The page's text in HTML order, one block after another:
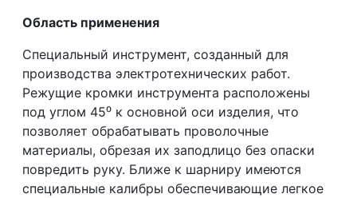
Область применения
Специальный инструмент, созданный для
производства электротехнических работ.
Режущие кромки инструмента расположены
под углом 45⁰ к основной оси изделия, что
позволяет обрабатывать проволочные
материалы, обрезая их заподлицо без опаски
повредить руку. Ближе к шарниру имеются
специальные калибры обеспечивающие легкое